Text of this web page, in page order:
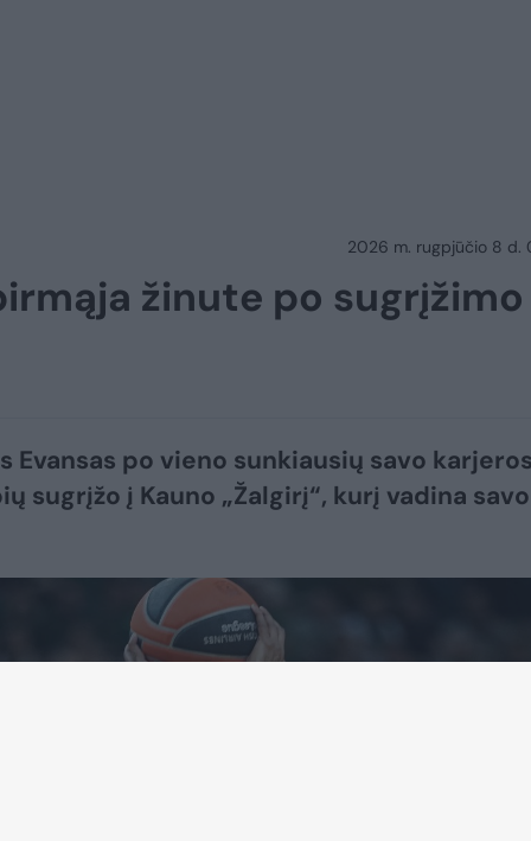
2026 m. rugpjūčio 8 d.
žinute po
Evansas po vieno sunkiausių savo
sugrįžo į Kauno „Žalgirį“, kurį vadina savo